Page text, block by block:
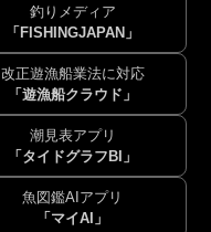
釣りメディア
「FISHINGJAPAN」
改正遊漁船業法に対応
「遊漁船クラウド」
潮見表アプリ
「タイドグラフBI」
魚図鑑AIアプリ
「マイAI」